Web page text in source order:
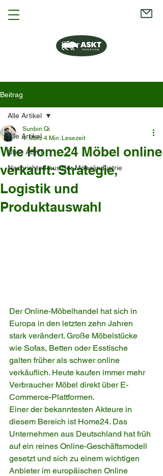
Beitrag
Alle Artikel
Über ASKT
Nachrichten aus der Möbelindustrie
Alle Artikel
Wie Home24 Möbel online
verkauft: Strategie,
Logistik und
Produktauswahl
Sunbin Qi
4. März 4 Min. Lesezeit
Der Online-Möbelhandel hat sich in
Europa in den letzten zehn Jahren
stark verändert. Große Möbelstücke
wie Sofas, Betten oder Esstische
galten früher als schwer online
verkäuflich. Heute kaufen immer mehr
Verbraucher Möbel direkt über E-
Commerce-Plattformen.
Einer der bekanntesten Akteure in
diesem Bereich ist Home24. Das
Unternehmen aus Deutschland hat früh
auf ein reines Online-Geschäftsmodell
gesetzt und sich zu einem wichtigen
Anbieter im europäischen Online